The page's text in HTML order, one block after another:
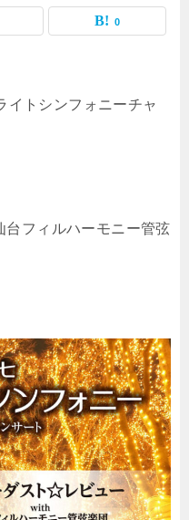
0
イトシンフォニーチャ
フィルハーモニー管弦